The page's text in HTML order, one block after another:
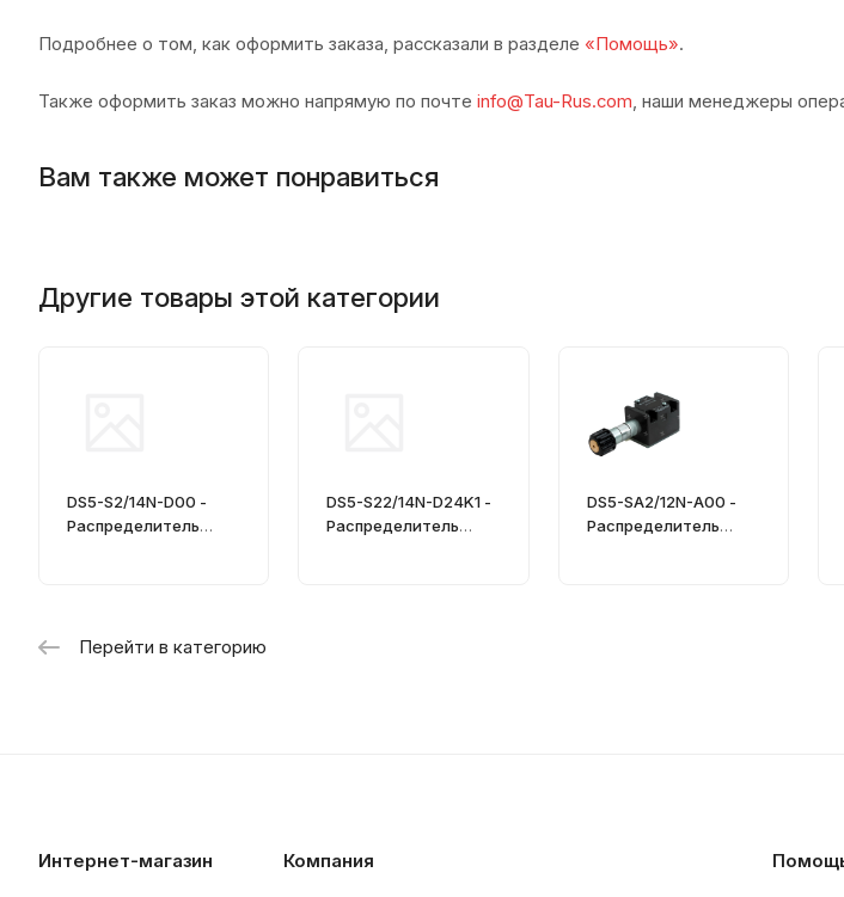
Подробнее о том, как оформить заказа, рассказали в разделе «Помощь».
Также оформить заказ можно напрямую по почте info@Tau-Rus.com, наши менеджеры
Вам также может понравиться
Другие товары этой категории
DS5-S2/14N-D00 -
Распределитель
DS5-S22/14N-D24K1 -
Распределитель
DS5-SA2/12N-A00 -
Распределитель
Перейти в категорию
Интернет-магазин Компания